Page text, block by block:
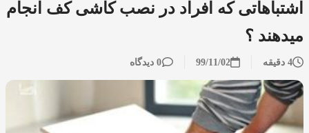
اشتباهاتی که افراد در نصب کاشی کف انجام
میدهند ؟
4 دقیقه 99/11/02 0 دیدگاه